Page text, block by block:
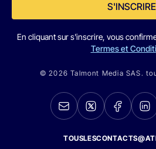
S'INSCRIRE
En cliquant sur s'inscrire, vous
Termes et
© 2026 Talmont Media SAS.